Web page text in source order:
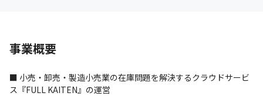
事業概要
■ 小売・卸売・製造小売業の在庫問題を解決するクラウドサービ
ス『FULL KAITEN』の運営